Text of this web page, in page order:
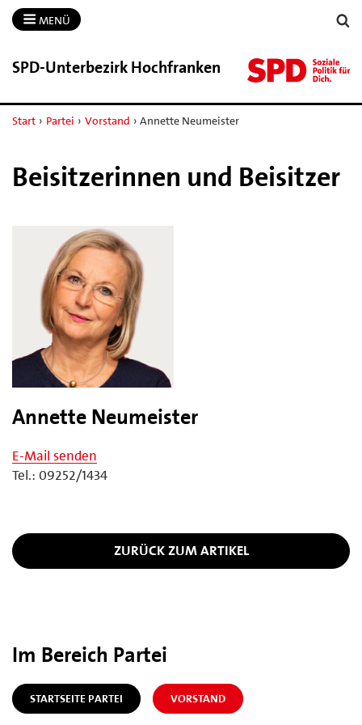
MENÜ
SPD-​Unterbezirk Hochfranken
Start › Partei › Vorstand › Annette Neumeister
Beisitzerinnen und Beisitzer
Annette Neumeister
E-Mail senden
Tel.: 09252/1434
ZURÜCK ZUM ARTIKEL
Im Bereich Partei
STARTSEITE PARTEI VORSTAND